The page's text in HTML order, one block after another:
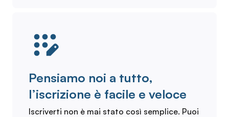
Pensiamo noi a tutto,
l’iscrizione è facile e veloce
Iscriverti non è mai stato così semplice. Puoi